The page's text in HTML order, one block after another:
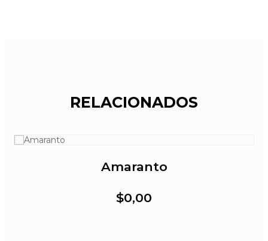
RELACIONADOS
Amaranto
$0,00